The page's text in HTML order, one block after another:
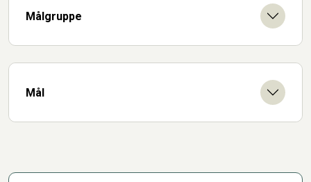
Målgruppe
Mål